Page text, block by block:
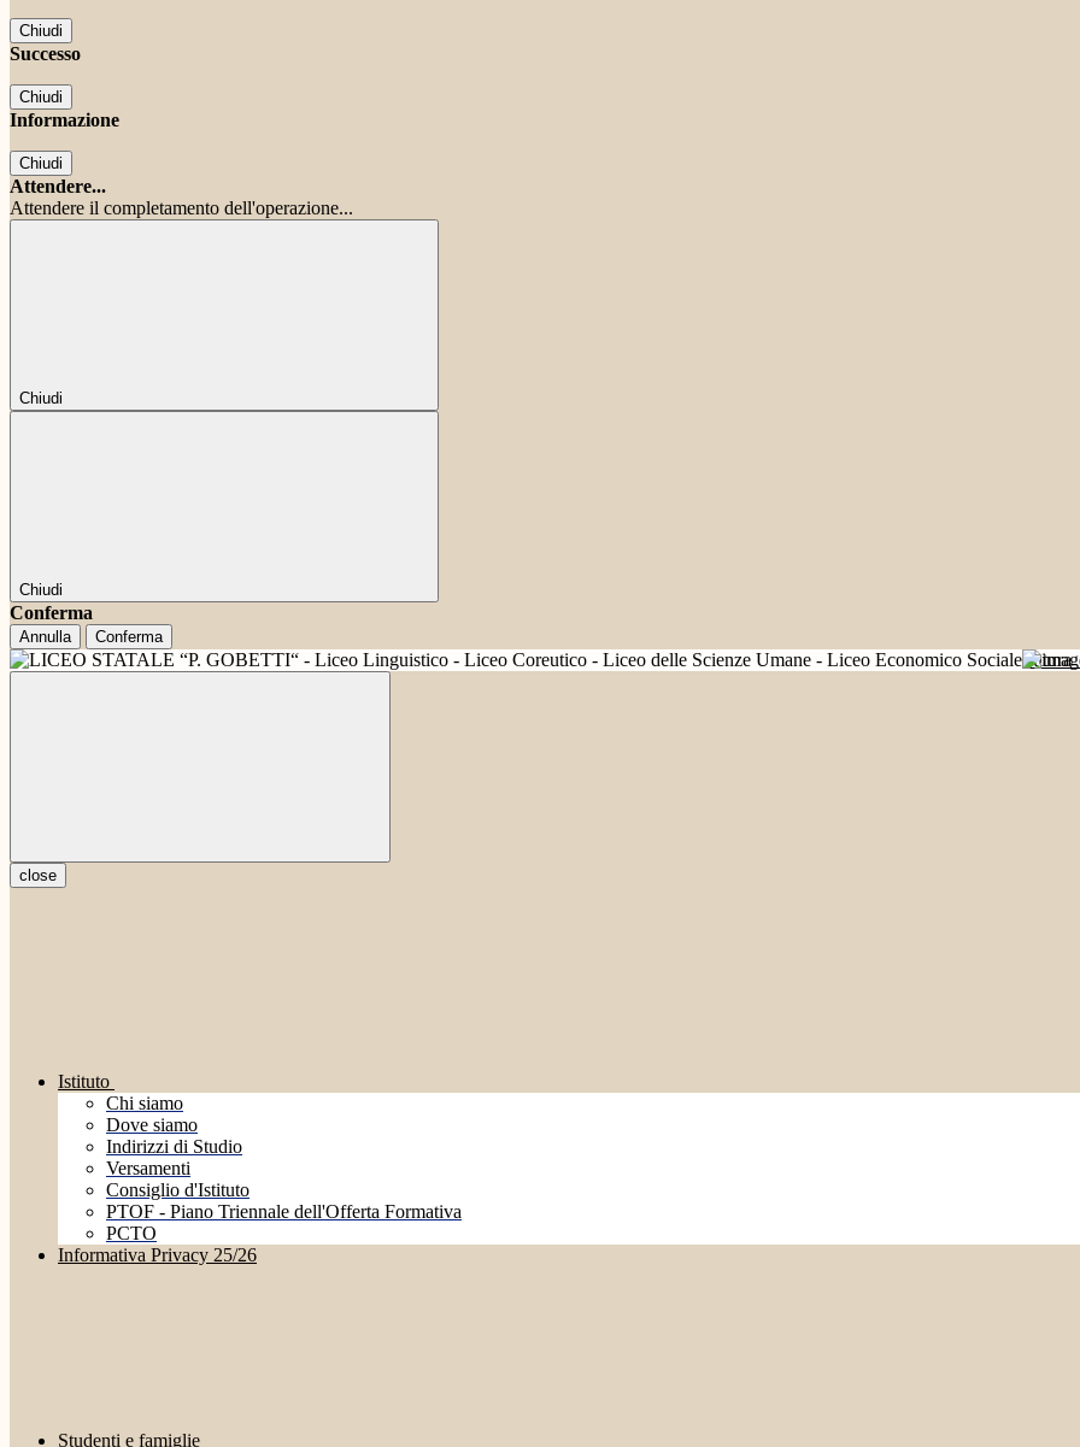
Chiudi
Successo
Chiudi
Informazione
Chiudi
Attendere...
Attendere il completamento dell'operazione...
Chiudi
Chiudi
Conferma
Annulla Conferma
Futura
close
Istituto
Chi siamo
Dove siamo
Indirizzi di Studio
Versamenti
Consiglio d'Istituto
PTOF - Piano Triennale dell'Offerta Formativa
PCTO
Informativa Privacy 25/26
Studenti e famiglie